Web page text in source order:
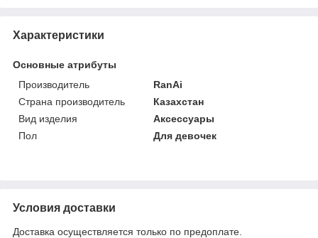
Характеристики
Основные атрибуты
Производитель
RanAi
Страна производитель
Казахстан
Вид изделия
Аксессуары
Пол
Для девочек
Условия доставки
Доставка осуществляется только по предоплате.